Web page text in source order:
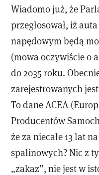
Wiadomo już, że
przegłosował, iż
napędowym będą
(mowa oczywiście o
do 2035 roku.
zarejestrowanych
To dane ACEA
Producentów
że za niecałe 13 lat
spalinowych? Nic z
„zakaz”, nie jest w